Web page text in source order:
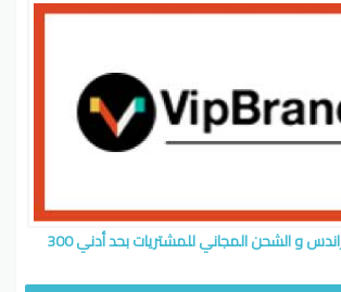
كوبون في اي بي براندس و الشحن المجاني للمشتريات بحد أدني 300